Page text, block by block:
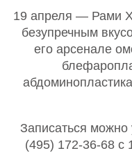
19 апреля — Рами
безупречным
его арсенале
Записаться
(495) 172-36-68 с